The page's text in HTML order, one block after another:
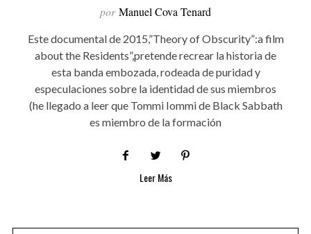
por Manuel Cova Tenard
Este documental de 2015,”Theory of Obscurity”:a film
about the Residents”,pretende recrear la historia de
esta banda embozada, rodeada de puridad y
especulaciones sobre la identidad de sus miembros
(he llegado a leer que Tommi Iommi de Black Sabbath
es miembro de la formación
Leer Más